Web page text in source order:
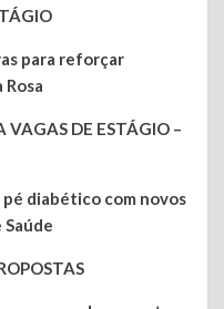
para reforçar
VAGAS DE ESTÁGIO –
pé diabético com novos